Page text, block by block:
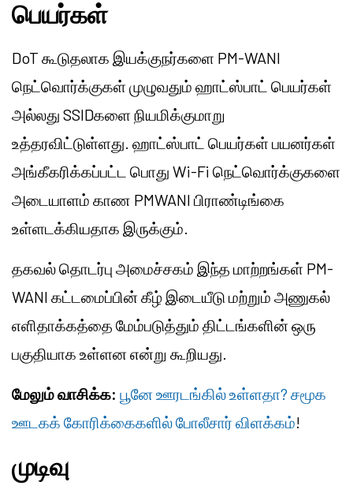
பெயர்கள்
DoT கூடுதலாக இயக்குநர்களை PM-WANI
நெட்வொர்க்குகள் முழுவதும் ஹாட்ஸ்பாட் பெயர்கள்
அல்லது SSIDகளை நியமிக்குமாறு
உத்தரவிட்டுள்ளது. ஹாட்ஸ்பாட் பெயர்கள் பயனர்கள்
அங்கீகரிக்கப்பட்ட பொது Wi-Fi நெட்வொர்க்குகளை
அடையாளம் காண PMWANI பிராண்டிங்கை
உள்ளடக்கியதாக இருக்கும்.
தகவல் தொடர்பு அமைச்சகம் இந்த மாற்றங்கள் PM-
WANI கட்டமைப்பின் கீழ் இடையீடு மற்றும் அணுகல்
எளிதாக்கத்தை மேம்படுத்தும் திட்டங்களின் ஒரு
பகுதியாக உள்ளன என்று கூறியது.
மேலும் வாசிக்க: பூனே ஊரடங்கில் உள்ளதா? சமூக
ஊடகக் கோரிக்கைகளில் போலீசார் விளக்கம்!
முடிவு